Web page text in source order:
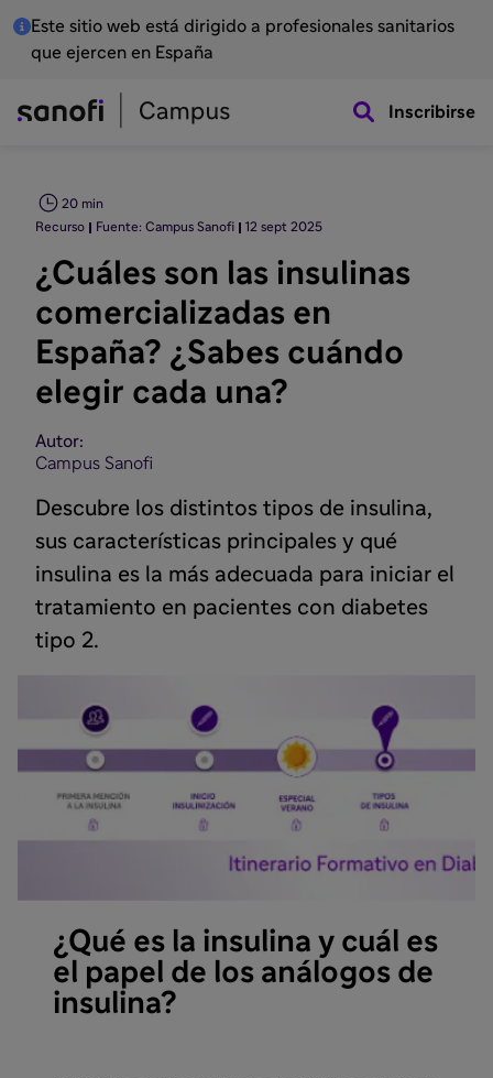
Este sitio web está dirigido a profesionales sanitarios
que ejercen en España
Inscribirse
Recurso Fuente: Campus Sanofi 12 sept 2025
20 min
¿Cuáles son las insulinas
comercializadas en
España? ¿Sabes cuándo
elegir cada una?
Autor:
Campus Sanofi
Descubre los distintos tipos de insulina,
sus características principales y qué
insulina es la más adecuada para iniciar el
tratamiento en pacientes con diabetes
tipo 2.
¿Qué es la insulina y cuál es
el papel de los análogos de
insulina?